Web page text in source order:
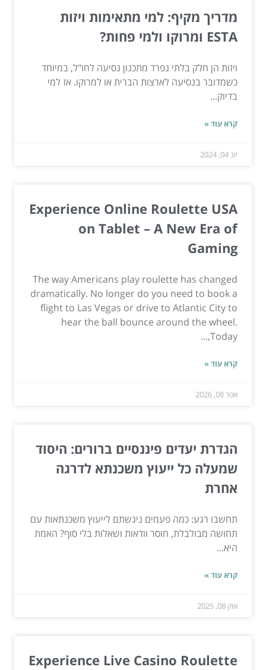
מדריך מקיף: למי מתאימות ויזות
ESTA ומרוקו ולמי פחות?
ויזות הן חלק בלתי נפרד מתכנון נסיעה לחו"ל, במיוחד
כשמדובר בנסיעה לארצות הברית או למרוקו. אז למי
בדיוק...
קרא עוד »
יונ 04, 2024
Experience Online Roulette USA
on Tablet – A New Era of
Gaming
The way Americans play roulette has changed
dramatically. No longer do you need to book a
flight to Las Vegas or drive to Atlantic City to
hear the ball bounce around the wheel.
Today,...
קרא עוד »
אפר 08, 2026
הגדרת יעדים פיננסיים ברורים: היסוד
שמעלה כל ייעוץ משכנתא לדרגה
אחרת
תחשבו רגע: כמה פעמים ניגשתם לייעוץ משכנתאות עם
תחושה מבולבלת, חוסר וודאות ושאלות בלי סוף? האמת
היא...
קרא עוד »
אוק 08, 2025
Experience Live Casino Roulette